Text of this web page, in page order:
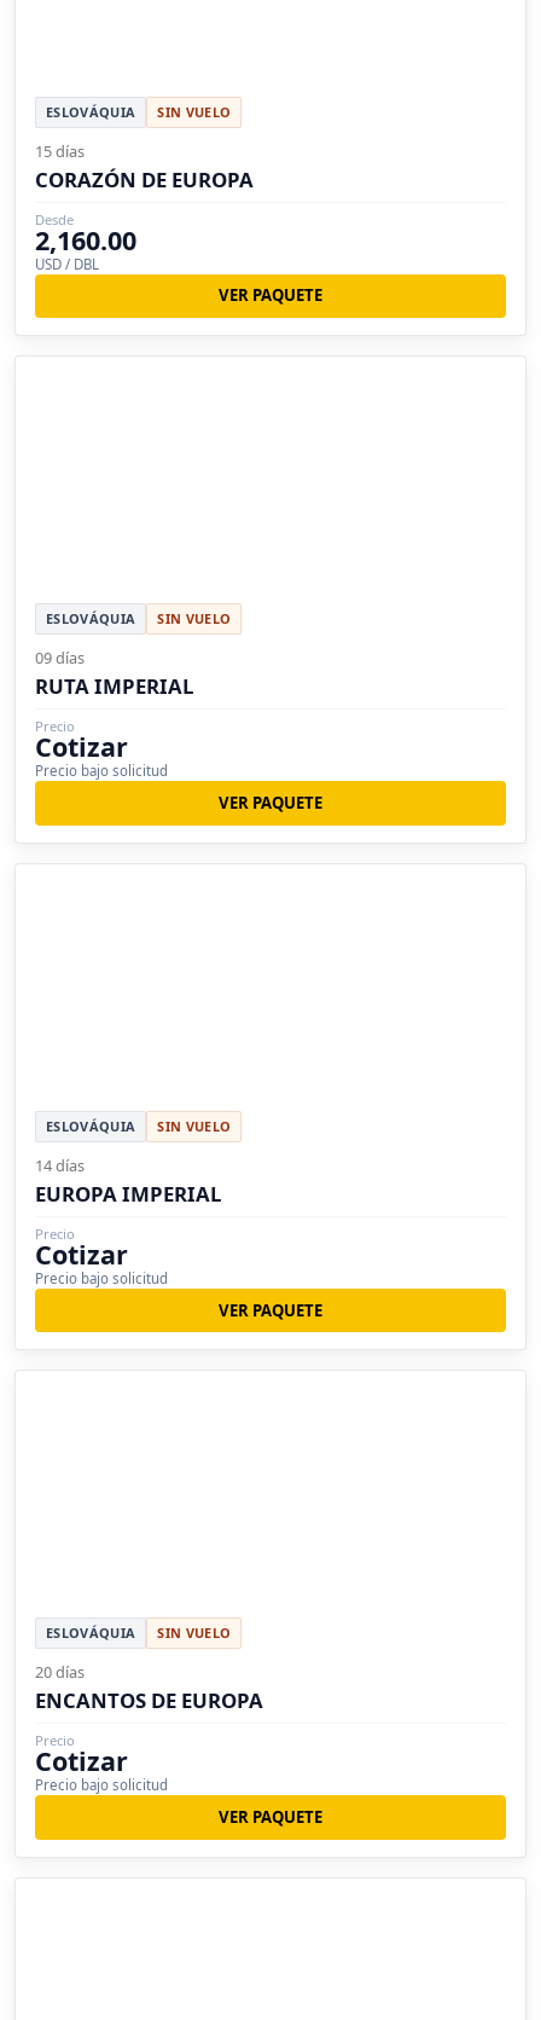
ESLOVÁQUIA SIN VUELO
15 días
CORAZÓN DE EUROPA
Desde
2,160.00
USD / DBL
VER PAQUETE
ESLOVÁQUIA SIN VUELO
09 días
RUTA IMPERIAL
Precio
Cotizar
Precio bajo solicitud
VER PAQUETE
ESLOVÁQUIA SIN VUELO
14 días
EUROPA IMPERIAL
Precio
Cotizar
Precio bajo solicitud
VER PAQUETE
ESLOVÁQUIA SIN VUELO
20 días
ENCANTOS DE EUROPA
Precio
Cotizar
Precio bajo solicitud
VER PAQUETE